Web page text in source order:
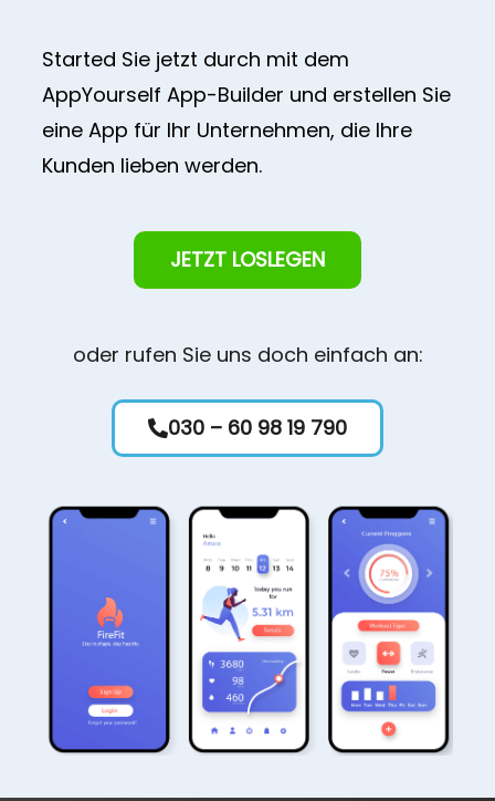
Started Sie jetzt durch mit dem
AppYourself App-Builder und erstellen Sie
eine App für Ihr Unternehmen, die Ihre
Kunden lieben werden.
JETZT LOSLEGEN
oder rufen Sie uns doch einfach an:
030 – 60 98 19 790